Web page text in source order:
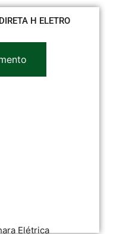
H ELETRO
Elétrica